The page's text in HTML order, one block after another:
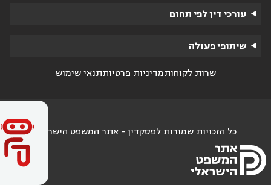
עורכי דין לפי תחום
שיתופי פעולה
שרות לקוחותמדיניות פרטיותתנאי שימוש
כל הזכויות שמורות לפסקדין - אתר המשפט הישראלי